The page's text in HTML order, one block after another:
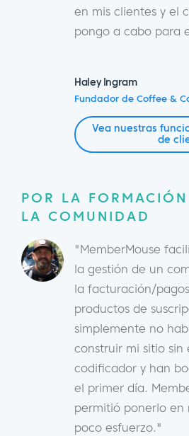
en mis clientes y el
pongo a cabo para
Haley Ingram
Fundador de Coffee &
Vea nuestras
de
POR LA
LA COMUNIDAD
"MemberMouse
la gestión de un
la facturación/
productos de
simplemente no
construir mi sitio sin
codificador y han
el primer día.
permitió ponerlo en
poco esfuerzo."